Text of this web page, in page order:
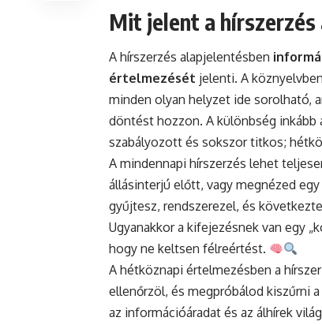
Mit jelent a hírszerzés
A hírszerzés alapjelentésben
értelmezését jelenti. A
minden olyan helyzet ide sorolható,
döntést hozzon. A különbség inkább
szabályozott és sokszor titkos;
A mindennapi hírszerzés lehet
állásinterjú előtt, vagy megnézed
gyűjtesz, rendszerezel, és
Ugyanakkor a kifejezésnek van egy
hogy ne keltsen félreértést.
A hétköznapi értelmezésben a
ellenőrzöl, és megpróbálod kiszűrni
az információáradat és az álhírek